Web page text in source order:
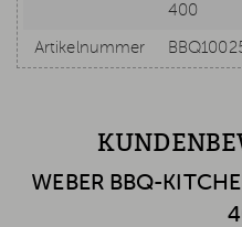
400
Artikelnummer
WEBER BBQ-